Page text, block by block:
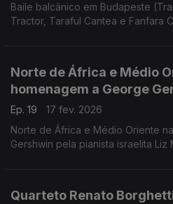
Baile balcânico em Budapeste
Tractor, Taraful Cantea e Fanfara
Norte de África e Médio
homenagem a George
Ep. 19
17 fev. 2026
Norte de África e Médio Oriente
Gershwin pela pianista israelita
Quarteto Renato